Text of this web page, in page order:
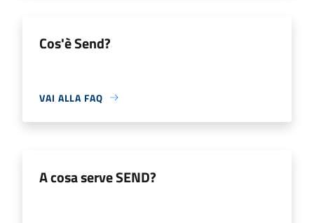
Cos'è Send?
VAI ALLA FAQ
A cosa serve SEND?